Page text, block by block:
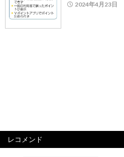
2024年4月23日
レコメンド